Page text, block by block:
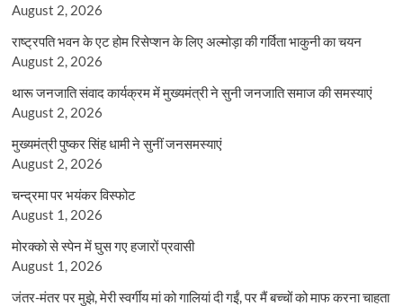
August 2, 2026
राष्ट्रपति भवन के एट होम रिसेप्शन के लिए अल्मोड़ा की गर्विता भाकुनी का चयन
August 2, 2026
थारू जनजाति संवाद कार्यक्रम में मुख्यमंत्री ने सुनी जनजाति समाज की समस्याएं
August 2, 2026
मुख्यमंत्री पुष्कर सिंह धामी ने सुनीं जनसमस्याएं
August 2, 2026
चन्द्रमा पर भयंकर विस्फोट
August 1, 2026
मोरक्को से स्पेन में घुस गए हजारों प्रवासी
August 1, 2026
जंतर-मंतर पर मुझे, मेरी स्वर्गीय मां को गालियां दी गईं, पर मैं बच्चों को माफ करना चाहता